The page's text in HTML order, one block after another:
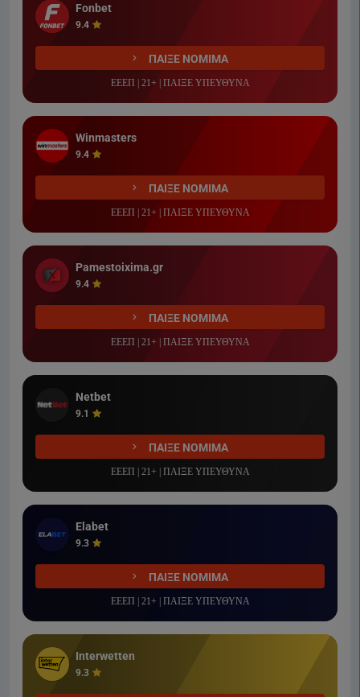
Fonbet
9.4
ΠΑΙΞΕ ΝΟΜΙΜΑ
ΕΕΕΠ | 21+ | ΠΑΙΞΕ ΥΠΕΥΘΥΝΑ
Winmasters
9.4
ΠΑΙΞΕ ΝΟΜΙΜΑ
ΕΕΕΠ | 21+ | ΠΑΙΞΕ ΥΠΕΥΘΥΝΑ
Pamestoixima.gr
9.4
ΠΑΙΞΕ ΝΟΜΙΜΑ
ΕΕΕΠ | 21+ | ΠΑΙΞΕ ΥΠΕΥΘΥΝΑ
Netbet
9.1
ΠΑΙΞΕ ΝΟΜΙΜΑ
ΕΕΕΠ | 21+ | ΠΑΙΞΕ ΥΠΕΥΘΥΝΑ
Elabet
9.3
ΠΑΙΞΕ ΝΟΜΙΜΑ
ΕΕΕΠ | 21+ | ΠΑΙΞΕ ΥΠΕΥΘΥΝΑ
Interwetten
9.3